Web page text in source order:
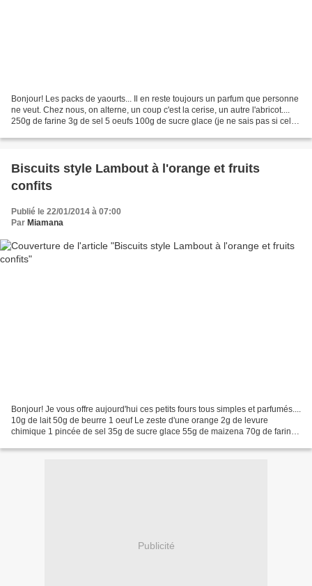
Bonjour! Les packs de yaourts... Il en reste toujours un parfum que personne
ne veut. Chez nous, on alterne, un coup c'est la cerise, un autre l'abricot....
250g de farine 3g de sel 5 oeufs 100g de sucre glace (je ne sais pas si cela
Biscuits style Lambout à l'orange et fruits
confits
Publié le 22/01/2014 à 07:00
Par Miamana
Bonjour! Je vous offre aujourd'hui ces petits fours tous simples et parfumés....
10g de lait 50g de beurre 1 oeuf Le zeste d'une orange 2g de levure
chimique 1 pincée de sel 35g de sucre glace 55g de maizena 70g de farine
Publicité